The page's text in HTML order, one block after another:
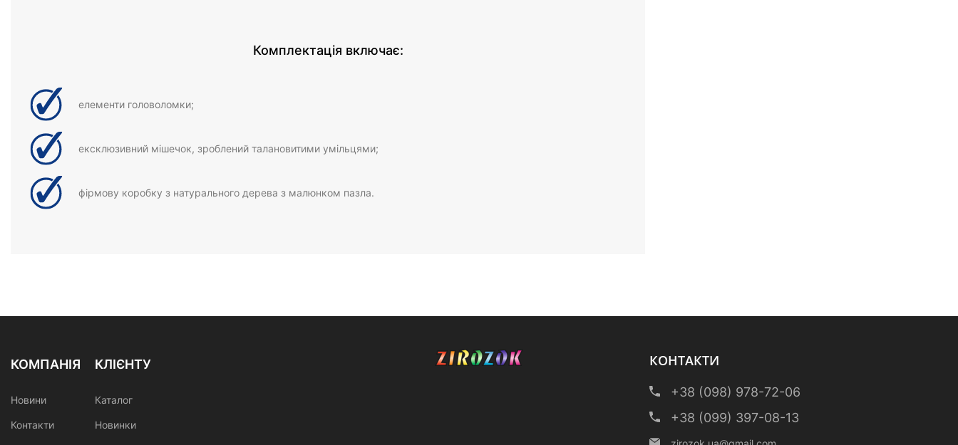
Комплектація включає:
елементи головоломки;
ексклюзивний мішечок, зроблений талановитими умільцями;
фірмову коробку з натурального дерева з малюнком пазла.
КОМПАНІЯ
Новини
Контакти
КЛІЄНТУ
Каталог
Новинки
КОНТАКТИ
+38 (098) 978-72-06
+38 (099) 397-08-13